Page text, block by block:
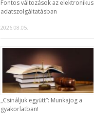
Fontos változások az elektronikus
adatszolgáltatásban
2026.08.05.
„Csináljuk együtt”: Munkajog a
gyakorlatban!